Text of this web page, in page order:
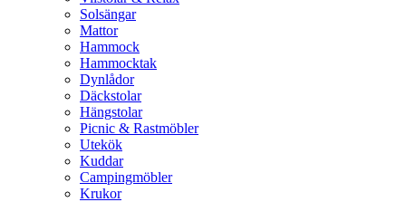
Solsängar
Mattor
Hammock
Hammocktak
Dynlådor
Däckstolar
Hängstolar
Picnic & Rastmöbler
Utekök
Kuddar
Campingmöbler
Krukor